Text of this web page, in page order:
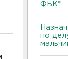
ФБК*
по